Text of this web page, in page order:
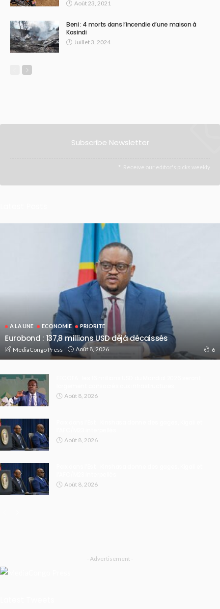
Août 23, 2021
Beni : 4 morts dans l’incendie d’une maison à
Kasindi
Juillet 3, 2024
Subscribe Newsletter
Receive our editor's picks weekly
A LA UNE ECONOMIE PRIORITE
Eurobond : 137,8 millions USD déjà décaissés
MediaCongo Press Août 8, 2026 6
Août 8, 2026
Août 8, 2026
Août 8, 2026
- Advertisement -